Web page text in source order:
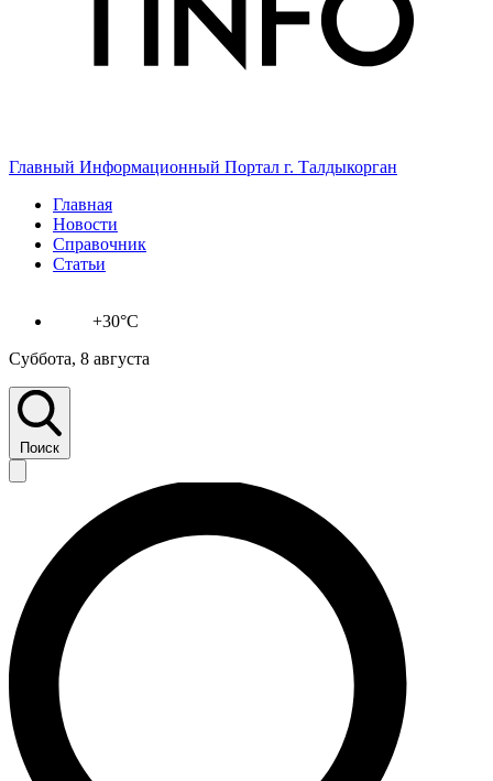
Главный Информационный Портал г. Талдыкорган
Главная
Новости
Справочник
Статьи
+30°C
Суббота, 8 августа
Поиск